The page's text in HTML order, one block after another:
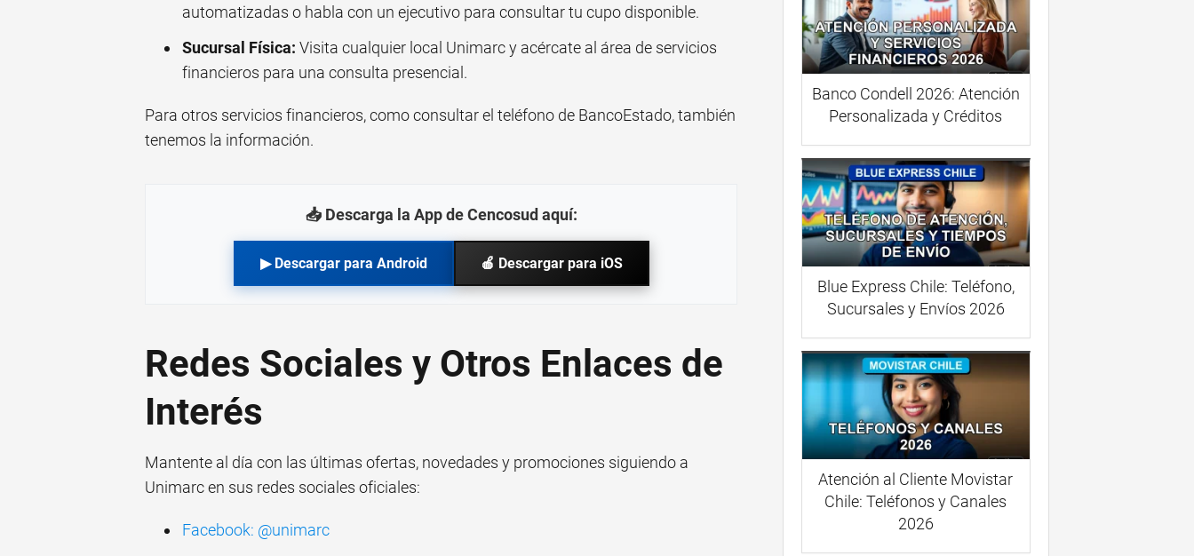
automatizadas o habla con un ejecutivo para consultar tu cupo disponible.
Sucursal Física: Visita cualquier local Unimarc y acércate al área de servicios
financieros para una consulta presencial.
Para otros servicios financieros, como consultar el teléfono de BancoEstado, también
tenemos la información.
📥 Descarga la App de Cencosud aquí:
▶ Descargar para Android 🍎 Descargar para iOS
Redes Sociales y Otros Enlaces de
Interés
Mantente al día con las últimas ofertas, novedades y promociones siguiendo a
Unimarc en sus redes sociales oficiales:
Facebook: @unimarc
Banco Condell 2026: Atención
Personalizada y Créditos
Blue Express Chile: Teléfono,
Sucursales y Envíos 2026
Atención al Cliente Movistar
Chile: Teléfonos y Canales
2026